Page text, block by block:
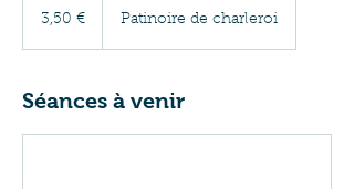
euros
3,50 € Patinoire de charleroi
Séances à venir